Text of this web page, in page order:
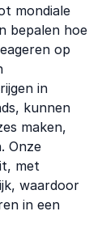
mondiale
bepalen hoe
op
in
kunnen
maken,
Onze
met
waardoor
in een